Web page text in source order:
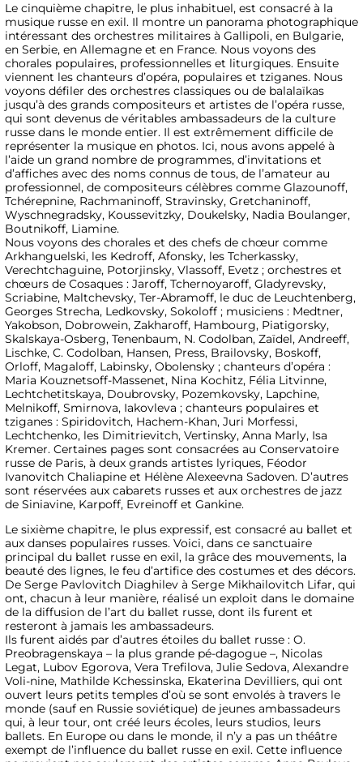
Le cinquième chapitre, le plus inhabituel, est consacré à la
musique russe en exil. Il montre un panorama photographique
intéressant des orchestres militaires à Gallipoli, en Bulgarie,
en Serbie, en Allemagne et en France. Nous voyons des
chorales populaires, professionnelles et liturgiques. Ensuite
viennent les chanteurs d’opéra, populaires et tziganes. Nous
voyons défiler des orchestres classiques ou de balalaïkas
jusqu’à des grands compositeurs et artistes de l’opéra russe,
qui sont devenus de véritables ambassadeurs de la culture
russe dans le monde entier. Il est extrêmement difficile de
représenter la musique en photos. Ici, nous avons appelé à
l’aide un grand nombre de programmes, d’invitations et
d’affiches avec des noms connus de tous, de l’amateur au
professionnel, de compositeurs célèbres comme Glazounoff,
Tchérepnine, Rachmaninoff, Stravinsky, Gretchaninoff,
Wyschnegradsky, Koussevitzky, Doukelsky, Nadia Boulanger,
Boutnikoff, Liamine.
Nous voyons des chorales et des chefs de chœur comme
Arkhanguelski, les Kedroff, Afonsky, les Tcherkassky,
Verechtchaguine, Potorjinsky, Vlassoff, Evetz ; orchestres et
chœurs de Cosaques : Jaroff, Tchernoyaroff, Gladyrevsky,
Scriabine, Maltchevsky, Ter-Abramoff, le duc de Leuchtenberg,
Georges Strecha, Ledkovsky, Sokoloff ; musiciens : Medtner,
Yakobson, Dobrowein, Zakharoff, Hambourg, Piatigorsky,
Skalskaya-Osberg, Tenenbaum, N. Codolban, Zaïdel, Andreeff,
Lischke, C. Codolban, Hansen, Press, Brailovsky, Boskoff,
Orloff, Magaloff, Labinsky, Obolensky ; chanteurs d’opéra :
Maria Kouznetsoff-Massenet, Nina Kochitz, Félia Litvinne,
Lechtchetitskaya, Doubrovsky, Pozemkovsky, Lapchine,
Melnikoff, Smirnova, Iakovleva ; chanteurs populaires et
tziganes : Spiridovitch, Hachem-Khan, Juri Morfessi,
Lechtchenko, les Dimitrievitch, Vertinsky, Anna Marly, Isa
Kremer. Certaines pages sont consacrées au Conservatoire
russe de Paris, à deux grands artistes lyriques, Féodor
Ivanovitch Chaliapine et Hélène Alexeevna Sadoven. D’autres
sont réservées aux cabarets russes et aux orchestres de jazz
de Siniavine, Karpoff, Evreinoff et Gankine.
Le sixième chapitre, le plus expressif, est consacré au ballet et
aux danses populaires russes. Voici, dans ce sanctuaire
principal du ballet russe en exil, la grâce des mouvements, la
beauté des lignes, le feu d’artifice des costumes et des décors.
De Serge Pavlovitch Diaghilev à Serge Mikhailovitch Lifar, qui
ont, chacun à leur manière, réalisé un exploit dans le domaine
de la diffusion de l’art du ballet russe, dont ils furent et
resteront à jamais les ambassadeurs.
Ils furent aidés par d’autres étoiles du ballet russe : O.
Preobragenskaya – la plus grande pé-dagogue –, Nicolas
Legat, Lubov Egorova, Vera Trefilova, Julie Sedova, Alexandre
Voli-nine, Mathilde Kchessinska, Ekaterina Devilliers, qui ont
ouvert leurs petits temples d’où se sont envolés à travers le
monde (sauf en Russie soviétique) de jeunes ambassadeurs
qui, à leur tour, ont créé leurs écoles, leurs studios, leurs
ballets. En Europe ou dans le monde, il n’y a pas un théâtre
exempt de l’influence du ballet russe en exil. Cette influence